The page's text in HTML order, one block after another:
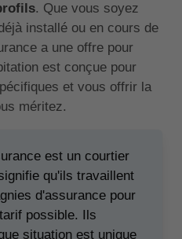
. Que vous soyez
installé ou en cours de
a une offre pour
est conçue pour
et vous offrir la
méritez.
est un courtier
qu'ils travaillent
d'assurance pour
possible. Ils
situation est unique